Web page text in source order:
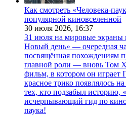
Как смотреть «Человека-
популярной киновселенной
30 июля 2026, 16:37
31 июля на мировые экраны
Новый день» — очередная
посвящённая похождениям
главной роли — вновь Том
фильм, в котором он играет
красное трико появлялось
тех, кто подзабыл историю,
исчерпывающий гид по
паука!